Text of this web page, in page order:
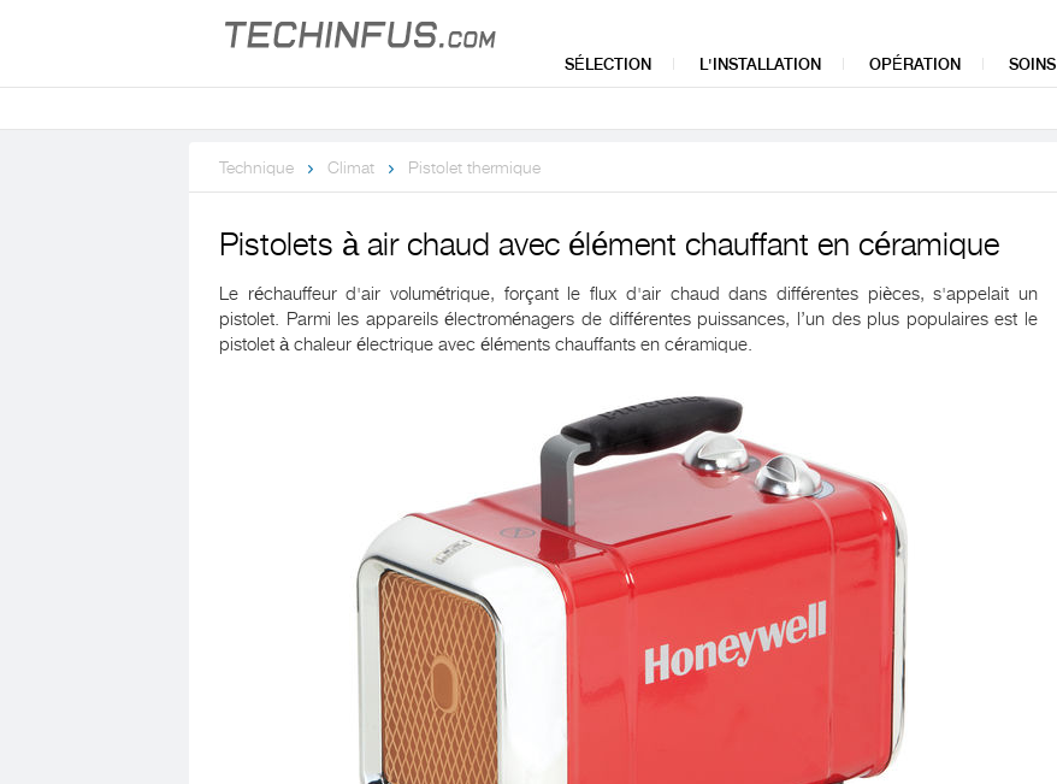
SÉLECTION L'INSTALLATION OPÉRATION SOINS
Technique Climat Pistolet thermique
Pistolets à air chaud avec élément chauffant en céramique
Le réchauffeur d'air volumétrique, forçant le flux d'air chaud dans différentes pièces, s'appelait un
pistolet. Parmi les appareils électroménagers de différentes puissances, l’un des plus populaires est le
pistolet à chaleur électrique avec éléments chauffants en céramique.